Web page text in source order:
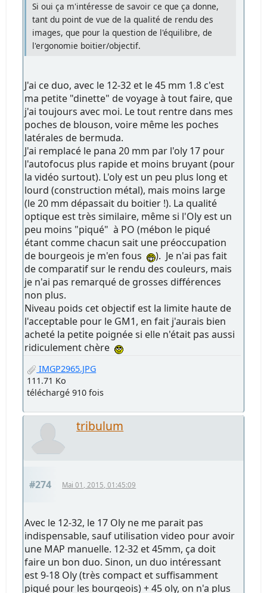
Si oui ça m'intéresse de savoir ce que ça donne,
tant du point de vue de la qualité de rendu des
images, que pour la question de l'équilibre, de
l'ergonomie boitier/objectif.
J'ai ce duo, avec le 12-32 et le 45 mm 1.8 c'est
ma petite "dinette" de voyage à tout faire, que
j'ai toujours avec moi. Le tout rentre dans mes
poches de blouson, voire même les poches
latérales de bermuda.
J'ai remplacé le pana 20 mm par l'oly 17 pour
l'autofocus plus rapide et moins bruyant (pour
la vidéo surtout). L'oly est un peu plus long et
lourd (construction métal), mais moins large
(le 20 mm dépassait du boitier !). La qualité
optique est très similaire, même si l'Oly est un
peu moins "piqué" à PO (mébon le piqué
étant comme chacun sait une préoccupation
de bourgeois je m'en fous
). Je n'ai pas fait
de comparatif sur le rendu des couleurs, mais
je n'ai pas remarqué de grosses différences
non plus.
Niveau poids cet objectif est la limite haute de
l'acceptable pour le GM1, en fait j'aurais bien
acheté la petite poignée si elle n'était pas aussi
ridiculement chère
IMGP2965.JPG
111.71 Ko
téléchargé 910 fois
tribulum
#274 Mai 01, 2015, 01:45:09
Avec le 12-32, le 17 Oly ne me parait pas
indispensable, sauf utilisation video pour avoir
une MAP manuelle. 12-32 et 45mm, ça doit
faire un bon duo. Sinon, un duo intéressant
est 9-18 Oly (très compact et suffisamment
piqué pour les bourgeois) + 45 oly, on n'a plus